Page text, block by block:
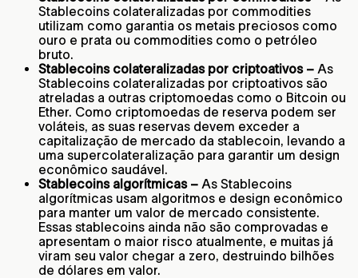
Stablecoins colateralizadas por commodities
utilizam como garantia os metais preciosos como
ouro e prata ou commodities como o petróleo
bruto.
Stablecoins colateralizadas por criptoativos – As
Stablecoins colateralizadas por criptoativos são
atreladas a outras criptomoedas como o Bitcoin ou
Ether. Como criptomoedas de reserva podem ser
voláteis, as suas reservas devem exceder a
capitalização de mercado da stablecoin, levando a
uma supercolateralização para garantir um design
econômico saudável.
Stablecoins algorítmicas – As Stablecoins
algorítmicas usam algoritmos e design econômico
para manter um valor de mercado consistente.
Essas stablecoins ainda não são comprovadas e
apresentam o maior risco atualmente, e muitas já
viram seu valor chegar a zero, destruindo bilhões
de dólares em valor.